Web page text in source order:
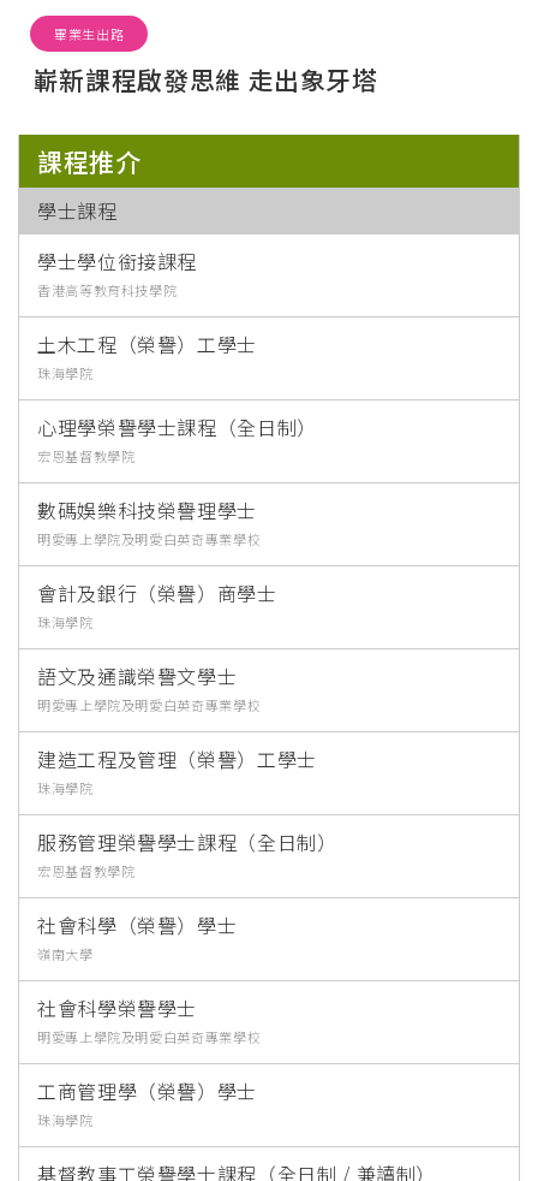
畢業生出路
嶄新課程啟發思維 走出象牙塔
課程推介
學士課程
學士學位銜接課程
香港高等教育科技學院
土木工程（榮譽）工學士
珠海學院
心理學榮譽學士課程（全日制）
宏恩基督教學院
數碼娛樂科技榮譽理學士
明愛專上學院及明愛白英奇專業學校
會計及銀行（榮譽）商學士
珠海學院
語文及通識榮譽文學士
明愛專上學院及明愛白英奇專業學校
建造工程及管理（榮譽）工學士
珠海學院
服務管理榮譽學士課程（全日制）
宏恩基督教學院
社會科學（榮譽）學士
嶺南大學
社會科學榮譽學士
明愛專上學院及明愛白英奇專業學校
工商管理學（榮譽）學士
珠海學院
基督教事工榮譽學士課程（全日制 / 兼讀制）